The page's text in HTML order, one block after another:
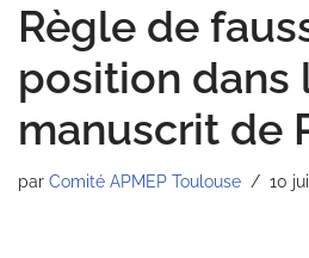
Règle de
position dans
manuscrit de
par Comité APMEP Toulouse 10